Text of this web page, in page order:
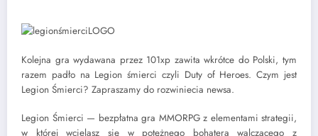
Kolejna gra wydawana przez 101xp zawita wkrótce do Polski, tym
razem padło na Legion śmierci czyli Duty of Heroes. Czym jest
Legion Śmierci? Zapraszamy do rozwiniecia newsa.
Legion Śmierci — bezpłatna gra MMORPG z elementami strategii,
w której wcielasz się w potężnego bohatera walczącego z